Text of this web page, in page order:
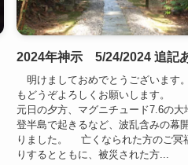
2024年神示 5/24/2024 追記
明けましておめでとうございま
もどうぞよろしくお願いします。
元日の夕方、マグニチュード7.6の大
登半島で起きるなど、波乱含みの幕
りました。 亡くなられた方のご冥
りするとともに、被災された方...